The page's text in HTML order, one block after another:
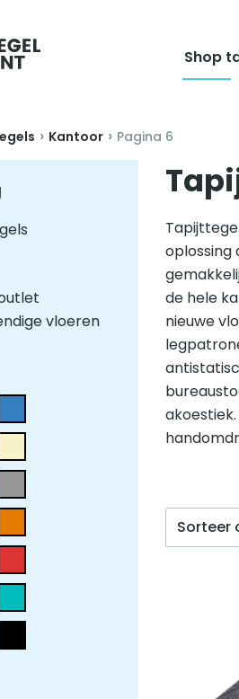
Shop
› Kantoor › Pagina 6
vloeren
oplossing
de hele
nieuwe